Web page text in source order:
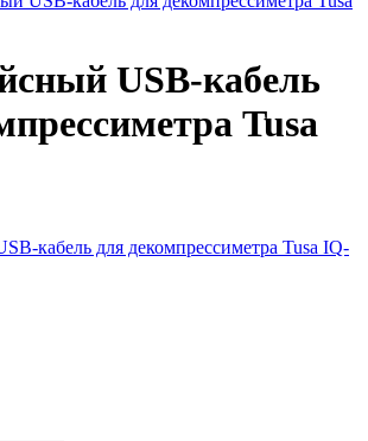
USB-кабель
Tusa